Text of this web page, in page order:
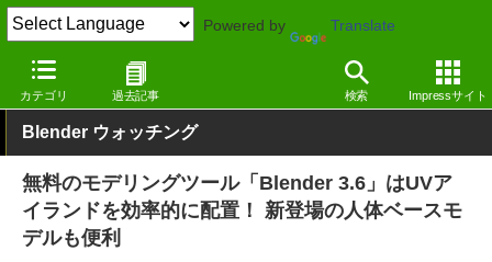
Powered by Translate
カテゴリ 過去記事 検索 Impressサイト
窓の杜 画像・映像・音楽
Blender ウォッチング
無料のモデリングツール「Blender 3.6」はUVア
イランドを効率的に配置！ 新登場の人体ベースモ
デルも便利